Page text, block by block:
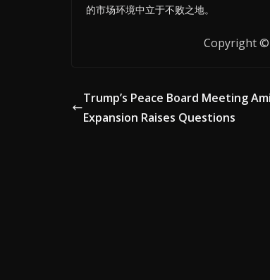
的市场环境中立于不败之地。
Copyright ©
Trump’s Peace Board Meeting
Expansion Raises Questions